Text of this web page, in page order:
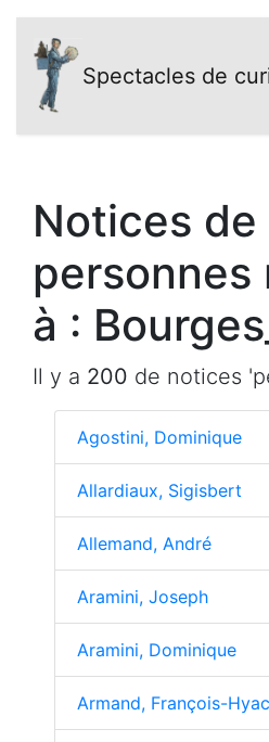
Spectacles de
Notices de
personnes
à :
Il y a 200 de notices
Agostini, Dominique
Allardiaux, Sigisbert
Allemand, André
Aramini, Joseph
Aramini, Dominique
Armand, François-